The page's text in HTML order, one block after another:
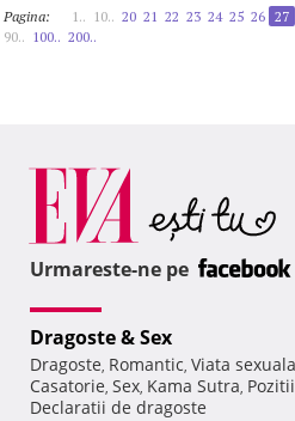
Pagina: 1.. 10.. 20 21 22 23 24 25 26 27
90.. 100.. 200..
Urmareste-ne pe
Dragoste & Sex
Dragoste, Romantic, Viata sexuala
Casatorie, Sex, Kama Sutra,
Declaratii de dragoste